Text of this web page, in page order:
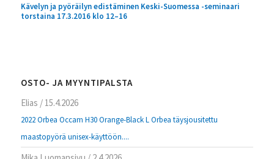
Kävelyn ja pyöräilyn edistäminen Keski-Suomessa -seminaari
torstaina 17.3.2016 klo 12–16
OSTO- JA MYYNTIPALSTA
Elias / 15.4.2026
2022 Orbea Occam H30 Orange-Black L Orbea täysjousitettu
maastopyörä unisex-käyttöön....